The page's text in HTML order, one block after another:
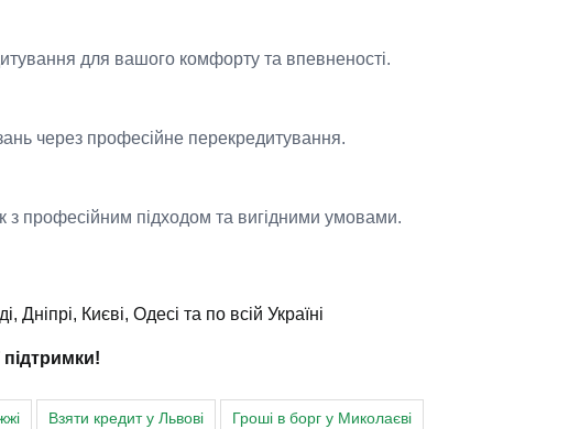
для вашого комфорту та впевненості.
через професійне перекредитування.
з професійним підходом та вигідними умовами.
Дніпрі, Києві, Одесі та по всій Україні
Взяти кредит у Львові Гроші в борг у Миколаєві